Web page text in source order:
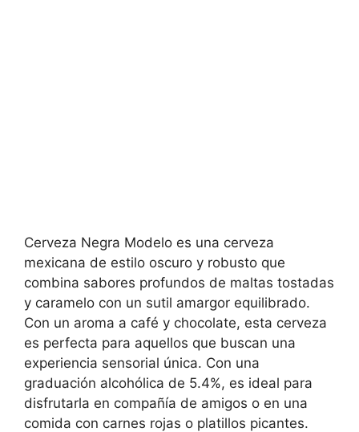
Cerveza Negra Modelo es una cerveza
mexicana de estilo oscuro y robusto que
combina sabores profundos de maltas tostadas
y caramelo con un sutil amargor equilibrado.
Con un aroma a café y chocolate, esta cerveza
es perfecta para aquellos que buscan una
experiencia sensorial única. Con una
graduación alcohólica de 5.4%, es ideal para
disfrutarla en compañía de amigos o en una
comida con carnes rojas o platillos picantes.